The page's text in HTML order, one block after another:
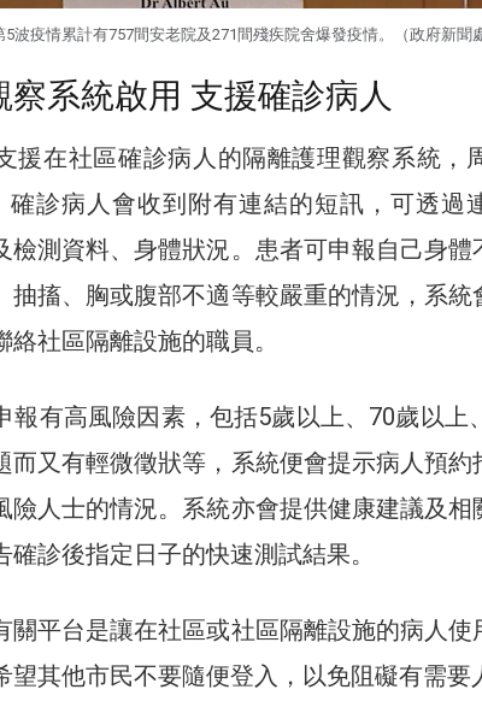
波疫情累計有757間安老院及271間殘疾院舍爆發疫情。（政府新聞
察系統啟用 支援確診病人
援在社區確診病人的隔離護理觀察系統，
確診病人會收到附有連結的短訊，可透過
檢測資料、身體狀況。患者可申報自己身體
抽搐、胸或腹部不適等較嚴重的情況，系統
社區隔離設施的職員。
報有高風險因素，包括5歲以上、70歲以上
而又有輕微徵狀等，系統便會提示病人預約
險人士的情況。系統亦會提供健康建議及相
確診後指定日子的快速測試結果。
關平台是讓在社區或社區隔離設施的病人使
望其他市民不要隨便登入，以免阻礙有需要